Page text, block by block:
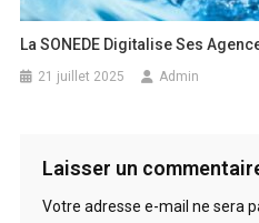
La SONEDE Digitalise Ses
21 juillet 2025 Admin
Laisser un
Votre adresse e-mail ne sera